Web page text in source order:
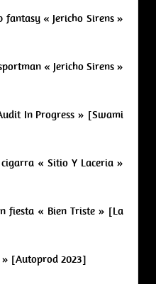
fantasy « Jericho Sirens »
« Jericho Sirens »
In Progress » [Swami
cigarra « Sitio Y Laceria »
fiesta « Bien Triste » [La
» [Autoprod 2023]